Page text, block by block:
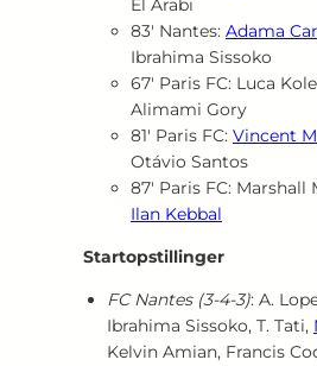
El Arabi
83′ Nantes: Adama
Ibrahima Sissoko
67′ Paris FC: Luca
Alimami Gory
81′ Paris FC: Vincent
Otávio Santos
87′ Paris FC:
Ilan Kebbal
Startopstillinger
FC Nantes (3‑4‑3): A.
Ibrahima Sissoko, T. Tati,
Kelvin Amian, Francis